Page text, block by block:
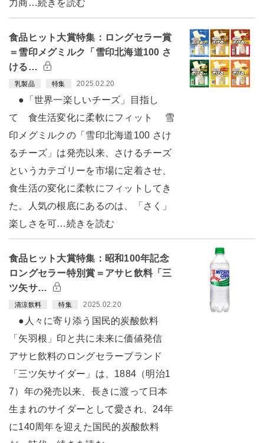
力商…続きを読む
食品ヒット大賞特集：ロングセラー賞
＝雪印メグミルク「雪印北海道100 さ
ける…
乳製品 特集 2025.02.20
●「世界一楽しいチーズ」目指し
て 食生活変化に柔軟にフィット 雪
印メグミルクの「雪印北海道100 さけ
るチーズ」は発売以来、さけるチーズ
というカテゴリーを市場に定着させ、
食生活の変化に柔軟にフィットしてき
た。人気の根底にあるのは、「さく」
楽しさを可…続きを読む
食品ヒット大賞特集：昭和100年記念
ロングセラー特別賞＝アサヒ飲料「三
ツ矢サ…
清涼飲料 特集 2025.02.20
●人々に寄り添う国民的炭酸飲料
「矢羽根」印と共に未来に価値発信
アサヒ飲料のロングセラーブランド
「三ツ矢サイダー」は、1884（明治1
7）年の発売以来、長きに渡って日本
生まれのサイダーとして愛され、24年
に140周年を迎えた国民的炭酸飲料